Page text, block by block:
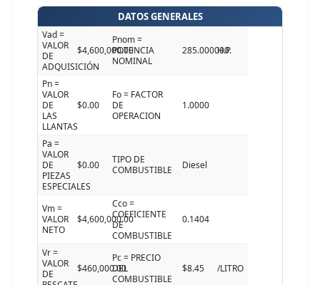
DATOS GENERALES
Vad =
VALOR
DE
ADQUISICIÓN
$4,600,000.00
Pnom =
POTENCIA
NOMINAL
285.000000
H.P.
Pn =
VALOR
DE
LAS
LLANTAS
$0.00
Fo = FACTOR
DE
OPERACION
1.0000
Pa =
VALOR
DE
PIEZAS
ESPECIALES
$0.00
TIPO DE
COMBUSTIBLE
Diesel
Vm =
VALOR
NETO
$4,600,000.00
Cco =
COEFICIENTE
DE
COMBUSTIBLE
0.1404
Vr =
VALOR
DE
$460,000.00
Pc = PRECIO
DEL
COMBUSTIBLE
$8.45 /LITRO